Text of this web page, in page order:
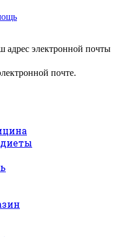
адрес электронной почты
почте.